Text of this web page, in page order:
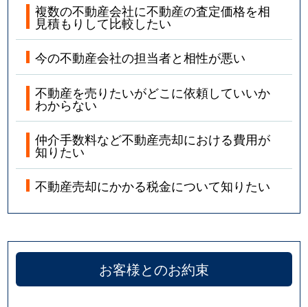
複数の不動産会社に不動産の査定価格を相
見積もりして比較したい
今の不動産会社の担当者と相性が悪い
不動産を売りたいがどこに依頼していいか
わからない
仲介手数料など不動産売却における費用が
知りたい
不動産売却にかかる税金について知りたい
お客様とのお約束